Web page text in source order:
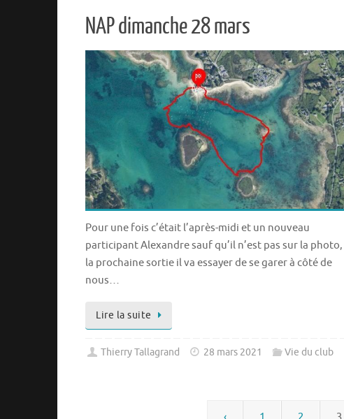
NAP dimanche 28 mars
Pour une fois c’était l’après-midi et un nouveau
participant Alexandre sauf qu’il n’est pas sur la photo,
la prochaine sortie il va essayer de se garer à côté de
nous…
Lire la suite
Thierry Tallagrand 28 mars 2021 Vie du club